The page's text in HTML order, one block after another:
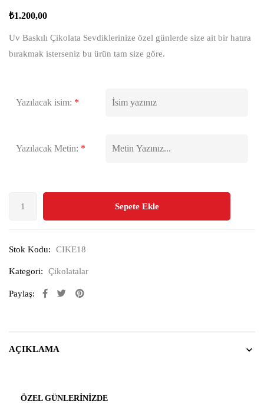
₺1.200,00
Uv Baskılı Çikolata Sevdiklerinize özel günlerde size ait bir hatıra
bırakmak isterseniz bu ürün tam size göre.
Yazılacak isim: *
Yazılacak Metin: *
Sepete Ekle
Stok Kodu: CIKE18
Kategori: Çikolatalar
Paylaş:
AÇIKLAMA
ÖZEL GÜNLERINIZDE